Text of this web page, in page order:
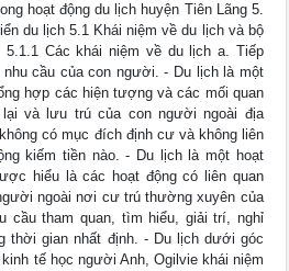
hoạt động du lịch huyện Tiên Lãng 5.
du lịch 5.1 Khái niệm về du lịch và bộ
5.1.1 Các khái niệm về du lịch a. Tiếp
cầu của con người. - Du lịch là một
hợp các hiện tượng và các mối quan
và lưu trú của con người ngoài địa
có mục đích định cư và không liên
kiếm tiền nào. - Du lịch là một hoạt
hiểu là các hoạt động có liên quan
ngoài nơi cư trú thường xuyên của
cầu tham quan, tìm hiểu, giải trí, nghỉ
thời gian nhất định. - Du lịch dưới góc
tế học người Anh, Ogilvie khái niệm